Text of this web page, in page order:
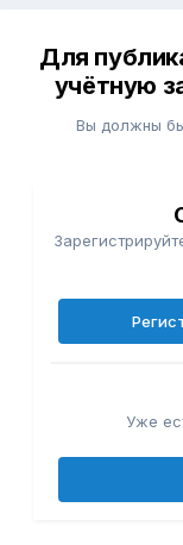
Для
учётную
Вы должны
Уже